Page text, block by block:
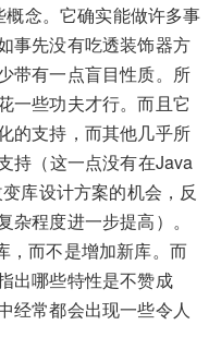
概念。它确实能做许多事
事先没有吃透装饰器方
带有一点盲目性质。所
一些功夫才行。而且它
的支持，而其他几乎所
持（这一点没有在Java
库设计方案的机会，反
程度进一步提高）。
，而不是增加新库。而
出哪些特性是不赞成
经常都会出现一些令人